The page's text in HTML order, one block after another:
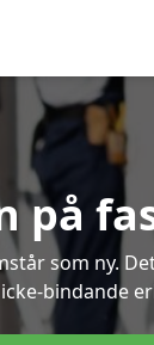
på
som ny.
bindande